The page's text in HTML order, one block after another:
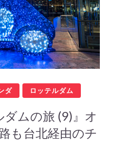
ダ ロッテルダム
ダムの旅 (9)』オ
も台北経由のチ